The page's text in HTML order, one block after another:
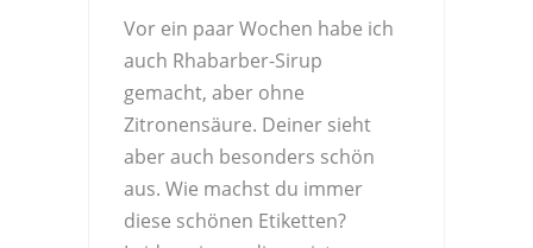
Vor ein paar Wochen habe ich
auch Rhabarber-Sirup
gemacht, aber ohne
Zitronensäure. Deiner sieht
aber auch besonders schön
aus. Wie machst du immer
diese schönen Etiketten?